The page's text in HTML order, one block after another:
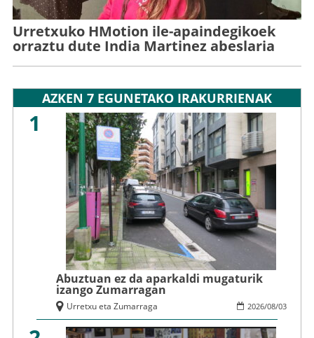
Urretxuko HMotion ile-apaindegikoek
orraztu dute India Martinez abeslaria
AZKEN 7 EGUNETAKO IRAKURRIENAK
1
Abuztuan ez da aparkaldi mugaturik
izango Zumarragan
2026/08/03
Urretxu eta Zumarraga